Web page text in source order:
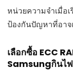
หน่วยความจำเมื่
ป้องกันปัญหาที่อาจ
เลือกซื้อ ECC
Samsungกินไฟ